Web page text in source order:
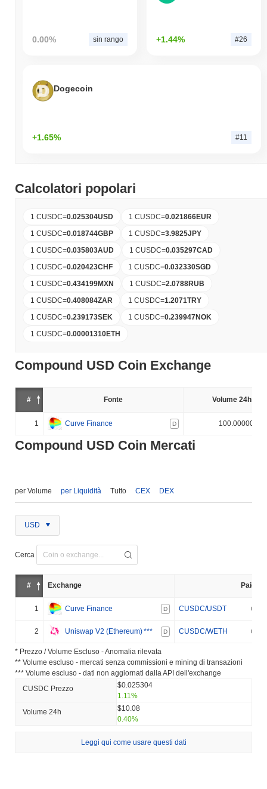
0.00% sin rango +1.44% #26
Dogecoin
+1.65% #11
Calcolatori popolari
1 CUSDC=0.025304USD 1 CUSDC=0.021866EUR
1 CUSDC=0.018744GBP 1 CUSDC=3.9825JPY
1 CUSDC=0.035803AUD 1 CUSDC=0.035297CAD
1 CUSDC=0.020423CHF 1 CUSDC=0.032330SGD
1 CUSDC=0.434199MXN 1 CUSDC=2.0788RUB
1 CUSDC=0.408084ZAR 1 CUSDC=1.2071TRY
1 CUSDC=0.239173SEK 1 CUSDC=0.239947NOK
1 CUSDC=0.00001310ETH
Compound USD Coin Exchange
# Fonte Volume 24h (%)
1 Curve Finance D 100.000000%
Compound USD Coin Mercati
per Volume per Liquidità Tutto CEX DEX
USD
Cerca
# Exchange Paio
1 Curve Finance D CUSDC/USDT
2 Uniswap V2 (Ethereum)*** D CUSDC/WETH
* Prezzo / Volume Escluso - Anomalia rilevata
** Volume escluso - mercati senza commissioni e mining di transazioni
*** Volume escluso - dati non aggiornati dalla API dell'exchange
CUSDC Prezzo
$0.025304
1.11%
Volume 24h
$10.08
0.40%
Leggi qui come usare questi dati